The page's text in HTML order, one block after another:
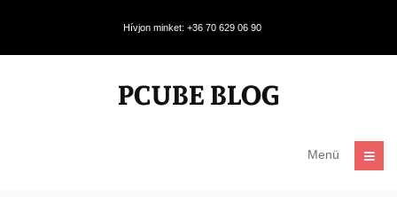
Hívjon minket: +36 70 629 06 90
Menü